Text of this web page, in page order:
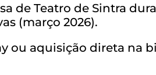
de Teatro de Sintra
(março 2026).
aquisição direta na